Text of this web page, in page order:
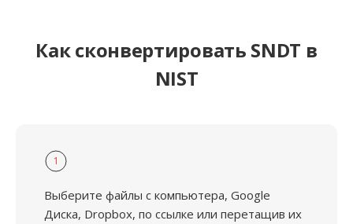
Как сконвертировать SNDT в
NIST
1
Выберите файлы с компьютера, Google
Диска, Dropbox, по ссылке или перетащив их